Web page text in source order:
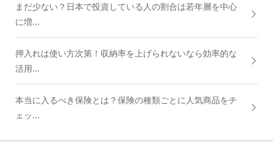
まだ少ない？日本で投資している人の割合は若年層を中心
に増...
押入れは使い方次第！収納率を上げられないなら効率的な
活用...
本当に入るべき保険とは？保険の種類ごとに人気商品をチ
ェッ...